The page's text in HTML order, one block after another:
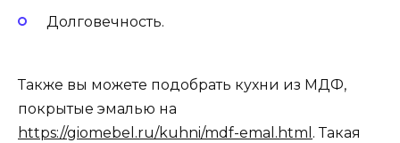
Долговечность.
Также вы можете подобрать кухни из МДФ,
покрытые эмалью на
https://giomebel.ru/kuhni/mdf-emal.html . Такая